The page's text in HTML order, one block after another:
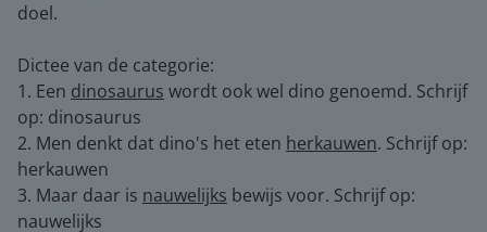
doel.
Dictee van de categorie:
1. Een dinosaurus wordt ook wel dino genoemd. Schrijf
op: dinosaurus
2. Men denkt dat dino's het eten herkauwen. Schrijf op:
herkauwen
3. Maar daar is nauwelijks bewijs voor. Schrijf op:
nauwelijks